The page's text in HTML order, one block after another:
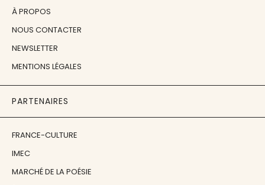
À PROPOS
NOUS CONTACTER
NEWSLETTER
MENTIONS LÉGALES
PARTENAIRES
FRANCE-CULTURE
IMEC
MARCHÉ DE LA POÉSIE